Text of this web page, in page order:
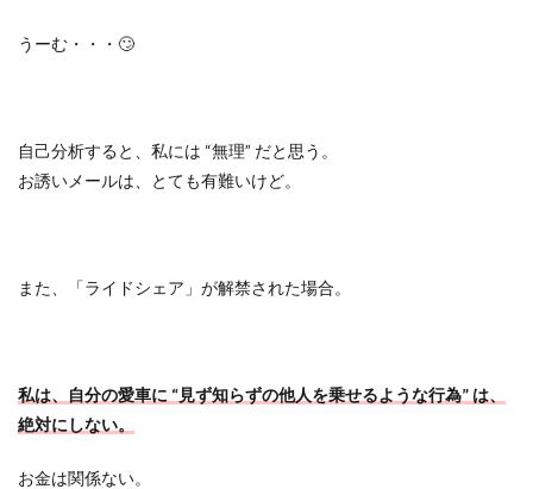
うーむ・・・ 🙄
自己分析すると、私には “無理” だと思う。
お誘いメールは、とても有難いけど。
また、「ライドシェア」が解禁された場合。
私は、自分の愛車に “見ず知らずの他人を乗せるような行為” は、
絶対にしない。
お金は関係ない。